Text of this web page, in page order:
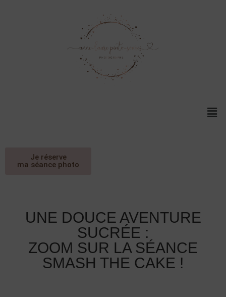
Je réserve
ma séance photo
UNE DOUCE AVENTURE
SUCRÉE :
ZOOM SUR LA SÉANCE
SMASH THE CAKE !